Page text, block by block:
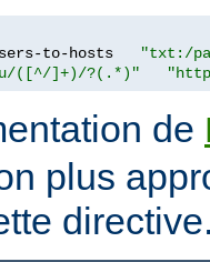
to-hosts
"txt:/
([^/]+)/?(.*)"
de
plus